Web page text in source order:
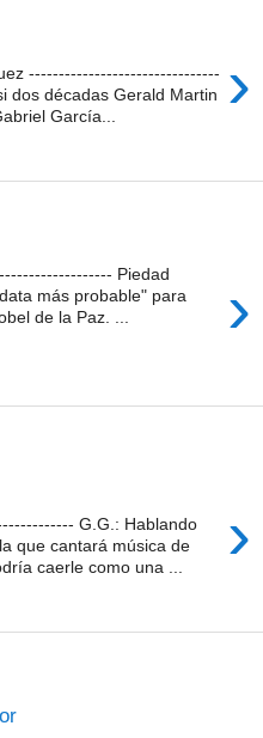
›
--------------------------------
dos décadas Gerald Martin
García...
›
Piedad
más probable" para
de la Paz. ...
›
G.G.: Hablando
que cantará música de
caerle como una ...